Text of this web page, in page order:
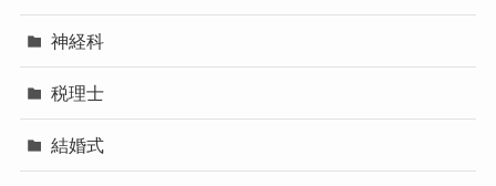
神経科
税理士
結婚式